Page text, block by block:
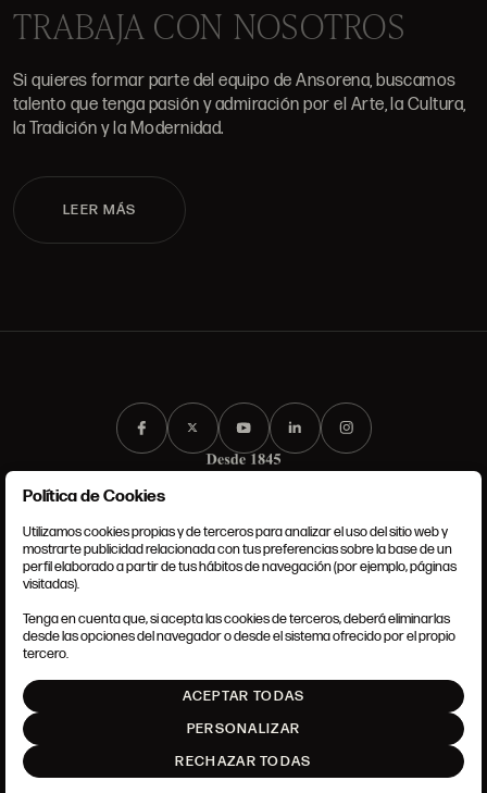
TRABAJA CON NOSOTROS
Si quieres formar parte del equipo de Ansorena, buscamos
talento que tenga pasión y admiración por el Arte, la Cultura,
la Tradición y la Modernidad.
LEER MÁS
CONDICIONES GENERALES
POLÍTICA DE COOKIES
AJUSTE DE COOKIES
Política de Cookies
Utilizamos cookies propias y de terceros para analizar el uso del sitio web y
mostrarte publicidad relacionada con tus preferencias sobre la base de un
perfil elaborado a partir de tus hábitos de navegación (por ejemplo, páginas
visitadas).
Tenga en cuenta que, si acepta las cookies de terceros, deberá eliminarlas
desde las opciones del navegador o desde el sistema ofrecido por el propio
tercero.
ACEPTAR TODAS
PERSONALIZAR
RECHAZAR TODAS